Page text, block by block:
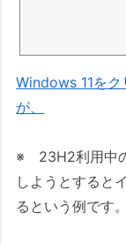
Windows 11をク
が、
※ 23H2利用中
しようとすると
るという例です。